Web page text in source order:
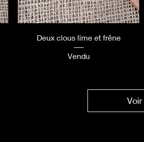
Deux clous lime et frêne
Vendu